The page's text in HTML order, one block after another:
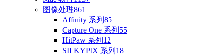
图像处理861
Affinity 系列 85
Capture One 系列 55
HitPaw 系列 12
SILKYPIX 系列 18